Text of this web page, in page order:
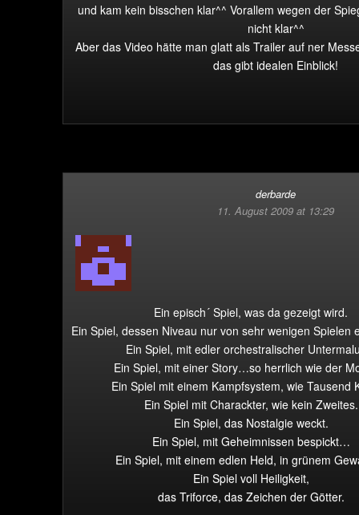
und kam kein bisschen klar^^ Vorallem wegen der
nicht klar^^
Aber das Video hätte man glatt als Trailer auf ner
das gibt idealen Einblick!
derbarde
11. August 2009 at 13:29
Ein episch´ Spiel, was da gezeigt wird.
Ein Spiel, dessen Niveau nur von sehr wenigen Spielen
Ein Spiel, mit edler orchestralischer
Ein Spiel, mit einer Story…so herrlich wie der
Ein Spiel mit einem Kampfsystem, wie Tausend
Ein Spiel mit Charackter, wie kein Zweites.
Ein Spiel, das Nostalgie weckt.
Ein Spiel, mit Geheimnissen bespickt…
Ein Spiel, mit einem edlen Held, in grünem
Ein Spiel voll Heiligkeit,
das Triforce, das Zeichen der Götter.